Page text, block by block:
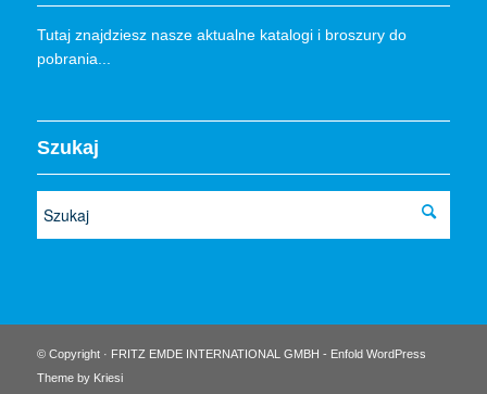
Tutaj znajdziesz nasze aktualne katalogi i broszury do
pobrania...
Szukaj
© Copyright · FRITZ EMDE INTERNATIONAL GMBH - Enfold WordPress
Theme by Kriesi